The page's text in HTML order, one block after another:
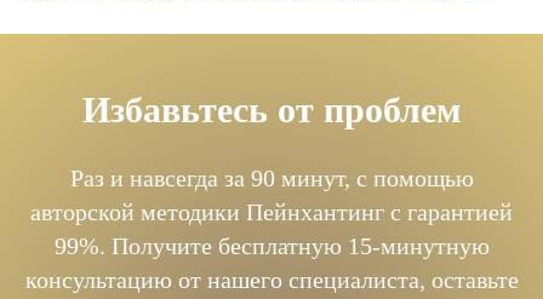
Избавьтесь от проблем
Раз и навсегда за 90 минут, с помощью
авторской методики Пейнхантинг с гарантией
99%. Получите бесплатную 15-минутную
консультацию от нашего специалиста, оставьте